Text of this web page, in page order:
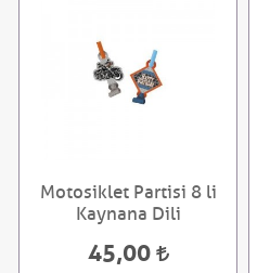
Motosiklet Partisi 8 li
Kaynana Dili
45,00